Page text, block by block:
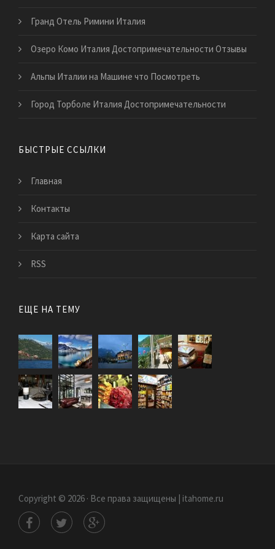
Гранд Отель Римини Италия
Озеро Комо Италия Достопримечательности Отзывы
Альпы Италии на Машине что Посмотреть
Город Торболе Италия Достопримечательности
БЫСТРЫЕ ССЫЛКИ
Главная
Контакты
Карта сайта
RSS
ЕЩЕ НА ТЕМУ
Copyright © 2026 · Все права защищены | itahome.ru